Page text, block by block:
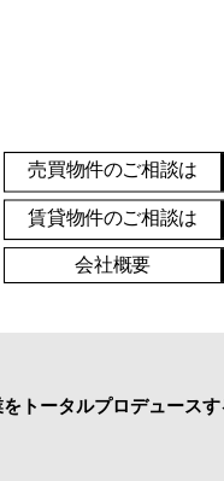
売買物件のご相談は
賃貸物件のご相談は
会社概要
トータルプロデュースす